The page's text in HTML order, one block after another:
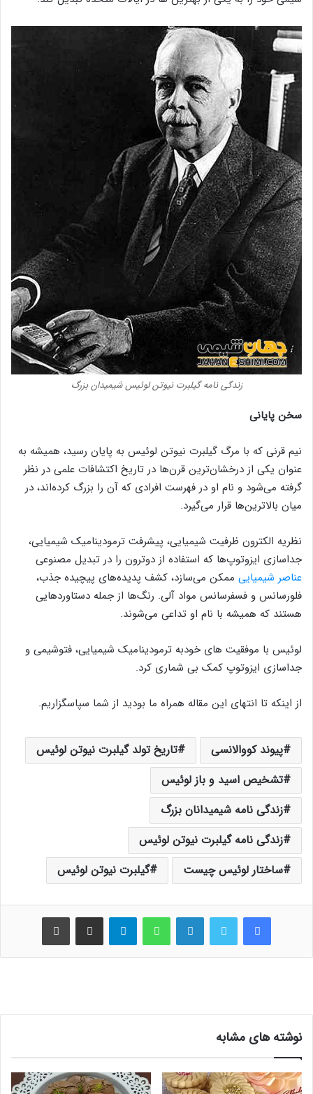
زندگی نامه گیلبرت نیوتن لوئیس شیمیدان بزرگ
سخن پایانی
نیم قرنی که با مرگ گیلبرت نیوتن لوئیس به پایان رسید، همیشه به
عنوان یکی از درخشان‌ترین قرن‌ها در تاریخ اکتشافات علمی در نظر
گرفته می‌شود و نام او در فهرست افرادی که آن را بزرگ کرده‌اند، در
میان بالاترین‌ها قرار می‌گیرد.
نظریه الکترون ظرفیت شیمیایی، پیشرفت ترمودینامیک شیمیایی،
جداسازی ایزوتوپ‌ها که استفاده از دوترون را در تبدیل مصنوعی
عناصر شیمیایی ممکن می‌سازد، کشف پدیده‌های پیچیده جذب،
فلورسانس و فسفرسانس مواد آلی. رنگ‌ها از جمله دستاوردهایی
هستند که همیشه با نام او تداعی می‌شوند.
لوئیس با موفقیت های خودبه ترمودینامیک شیمیایی، فتوشیمی و
جداسازی ایزوتوپ کمک بی شماری کرد.
از اینکه تا انتهای این مقاله همراه ما بودید از شما سپاسگزاریم.
پیوند کووالانسی
تاریخ تولد گیلبرت نیوتن لوئیس
تشخیص اسید و باز لوئیس
زندگی نامه شیمیدانان بزرگ
زندگی نامه گیلبرت نیوتن لوئیس
ساختار لوئیس چیست
گیلبرت نیوتن لوئیس
فیس بوک لینکدین واتس آپ اشتراک گذاری از طریق ایمیل
نوشته های مشابه